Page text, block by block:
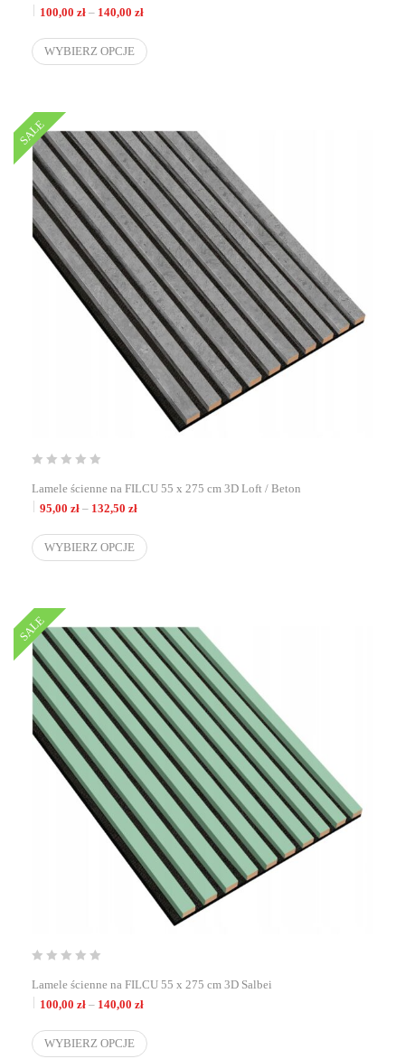
100,00 zł – 140,00 złZakres cen: od 100,00 zł do 140,00 zł
WYBIERZ OPCJE
SALE
Lamele ścienne na FILCU 55 x 275 cm 3D Loft / Beton
95,00 zł – 132,50 złZakres cen: od 95,00 zł do 132,50 zł
WYBIERZ OPCJE
SALE
Lamele ścienne na FILCU 55 x 275 cm 3D Salbei
100,00 zł – 140,00 złZakres cen: od 100,00 zł do 140,00 zł
WYBIERZ OPCJE